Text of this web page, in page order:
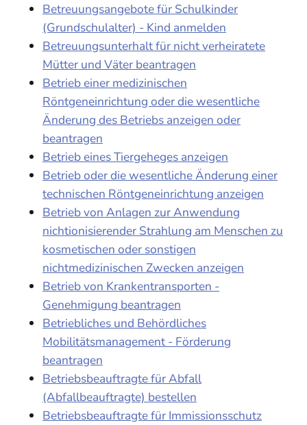
Betreuungsangebote für Schulkinder
(Grundschulalter) - Kind anmelden
Betreuungsunterhalt für nicht verheiratete
Mütter und Väter beantragen
Betrieb einer medizinischen
Röntgeneinrichtung oder die wesentliche
Änderung des Betriebs anzeigen oder
beantragen
Betrieb eines Tiergeheges anzeigen
Betrieb oder die wesentliche Änderung einer
technischen Röntgeneinrichtung anzeigen
Betrieb von Anlagen zur Anwendung
nichtionisierender Strahlung am Menschen zu
kosmetischen oder sonstigen
nichtmedizinischen Zwecken anzeigen
Betrieb von Krankentransporten -
Genehmigung beantragen
Betriebliches und Behördliches
Mobilitätsmanagement - Förderung
beantragen
Betriebsbeauftragte für Abfall
(Abfallbeauftragte) bestellen
Betriebsbeauftragte für Immissionsschutz